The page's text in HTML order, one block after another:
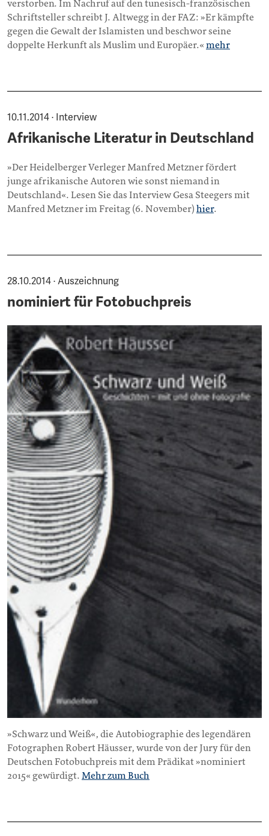
verstorben. Im Nachruf auf den tunesisch-französischen
Schriftsteller schreibt J. Altwegg in der FAZ: »Er kämpfte
gegen die Gewalt der Islamisten und beschwor seine
doppelte Herkunft als Muslim und Europäer.« mehr
10.11.2014 · Interview
Afrikanische Literatur in Deutschland
»Der Heidelberger Verleger Manfred Metzner fördert
junge afrikanische Autoren wie sonst niemand in
Deutschland«. Lesen Sie das Interview Gesa Steegers mit
Manfred Metzner im Freitag (6. November) hier.
28.10.2014 · Auszeichnung
nominiert für Fotobuchpreis
»Schwarz und Weiß«, die Autobiographie des legendären
Fotographen Robert Häusser, wurde von der Jury für den
Deutschen Fotobuchpreis mit dem Prädikat »nominiert
2015« gewürdigt. Mehr zum Buch